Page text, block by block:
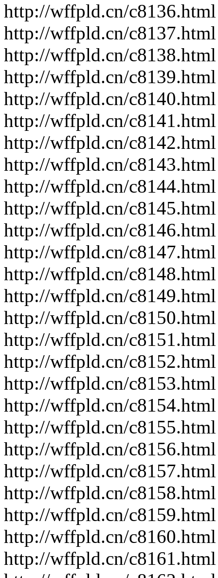
http://wffpld.cn/c8136.html
http://wffpld.cn/c8137.html
http://wffpld.cn/c8138.html
http://wffpld.cn/c8139.html
http://wffpld.cn/c8140.html
http://wffpld.cn/c8141.html
http://wffpld.cn/c8142.html
http://wffpld.cn/c8143.html
http://wffpld.cn/c8144.html
http://wffpld.cn/c8145.html
http://wffpld.cn/c8146.html
http://wffpld.cn/c8147.html
http://wffpld.cn/c8148.html
http://wffpld.cn/c8149.html
http://wffpld.cn/c8150.html
http://wffpld.cn/c8151.html
http://wffpld.cn/c8152.html
http://wffpld.cn/c8153.html
http://wffpld.cn/c8154.html
http://wffpld.cn/c8155.html
http://wffpld.cn/c8156.html
http://wffpld.cn/c8157.html
http://wffpld.cn/c8158.html
http://wffpld.cn/c8159.html
http://wffpld.cn/c8160.html
http://wffpld.cn/c8161.html